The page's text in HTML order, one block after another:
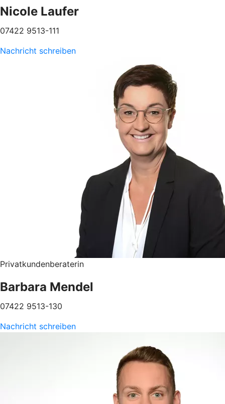
Nicole Laufer
07422 9513-111
Nachricht schreiben
Privatkundenberaterin
Barbara Mendel
07422 9513-130
Nachricht schreiben